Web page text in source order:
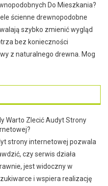
Do Mieszkania?
ścienne drewnopodobne
szybko zmienić wygląd
bez konieczności
z naturalnego drewna. Mog
Warto Zlecić Audyt Strony
strony internetowej pozwala
czy serwis działa
jest widoczny w
i wspiera realizację